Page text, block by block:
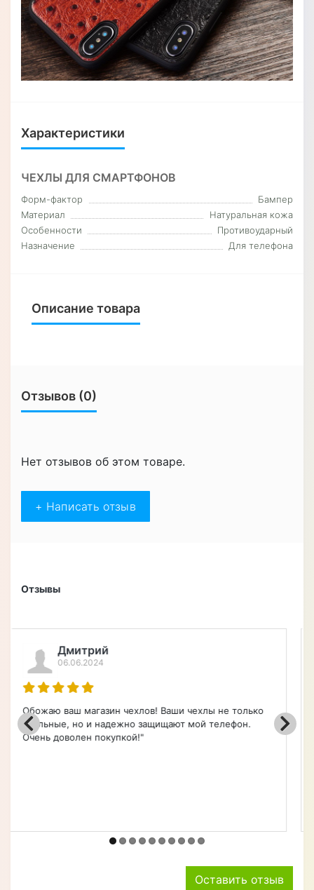
Характеристики
ЧЕХЛЫ ДЛЯ СМАРТФОНОВ
Форм-фактор
Бампер
Материал
Натуральная кожа
Особенности
Противоударный
Назначение
Для телефона
Описание товара
Отзывов (0)
Нет отзывов об этом товаре.
+ Написать отзыв
Отзывы
Степан Михайлович
17.06.2024
Ну что сказать, всё как всегда на высоте. Покупаю не
первый год, уровень сервиса и качество товаров
только растёт. Такого качества чехлов для телефонов
Оставить отзыв